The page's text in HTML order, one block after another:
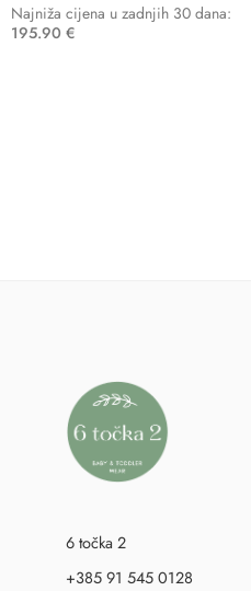
Najniža cijena u zadnjih 30 dana:
195.90 €
6 točka 2
+385 91 545 0128